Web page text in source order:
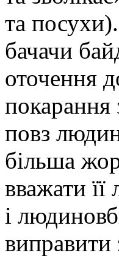
та
бачачи
оточення
покарання
повз
більша
вважати
і
виправити